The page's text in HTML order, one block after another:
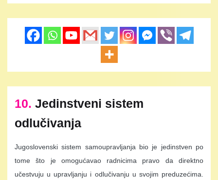
10. Jedinstveni sistem
odlučivanja
Jugoslovenski sistem samoupravljanja bio je jedinstven po
tome što je omogućavao radnicima pravo da direktno
učestvuju u upravljanju i odlučivanju u svojim preduzećima.